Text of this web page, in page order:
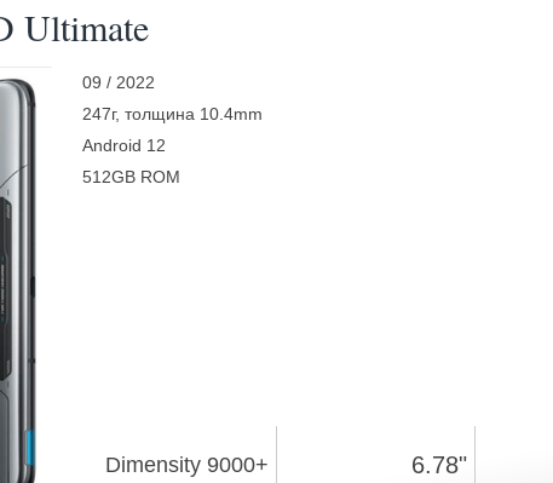
Ultimate
09 / 2022
247г, толщина 10.4mm
Android 12
512GB ROM
Dimensity 9000+ 6.78"